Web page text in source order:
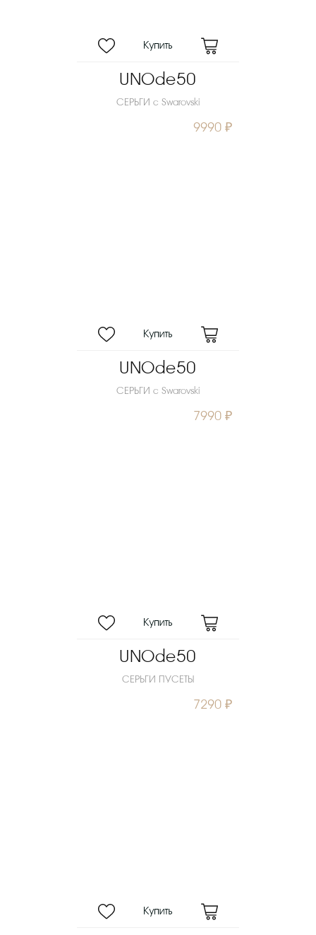
UNOde50
СЕРЬГИ с Swarovski
9990 ₽
UNOde50
СЕРЬГИ с Swarovski
7990 ₽
UNOde50
СЕРЬГИ ПУСЕТЫ
7290 ₽